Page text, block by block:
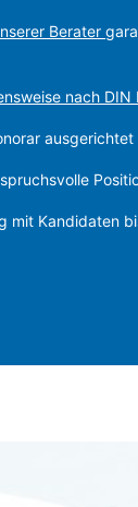
Berater
nach DIN
mit Kandidaten